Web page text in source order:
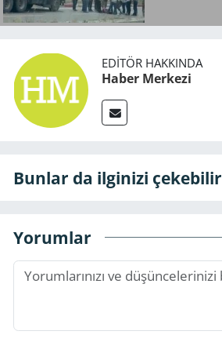
EDITÖR HAKKINDA
Haber Merkezi
Bunlar da ilginizi çekebilir
Yorumlar